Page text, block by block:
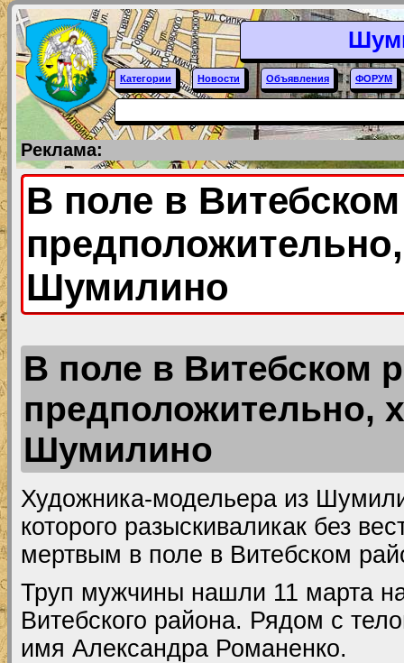
Категории Новости Объявления ФОРУМ
Реклама:
В поле в
Шумилино
В поле в Витебском
предположительно,
Шумилино
Художника-модельера из
которого разыскиваликак без
мертвым в поле в Витебском
Труп мужчины нашли 11 марта
Витебского района. Рядом с
имя Александра Романенко.